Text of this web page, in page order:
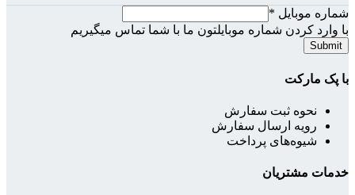
شماره موبایل *
با وارد کردن شماره موبایلتون ما با شما تماس میگیریم
Submit
با پک مارکت
نحوه ثبت سفارش
رویه ارسال سفارش
شیوه‌های پرداخت
خدمات مشتریان